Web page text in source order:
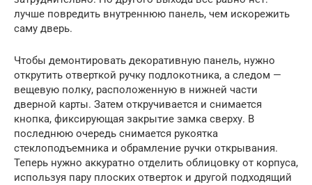
лучше повредить внутреннюю панель, чем искорежить
саму дверь.
Чтобы демонтировать декоративную панель, нужно
открутить отверткой ручку подлокотника, а следом —
вещевую полку, расположенную в нижней части
дверной карты. Затем откручивается и снимается
кнопка, фиксирующая закрытие замка сверху. В
последнюю очередь снимается рукоятка
стеклоподъемника и обрамление ручки открывания.
Теперь нужно аккуратно отделить облицовку от корпуса,
используя пару плоских отверток и другой подходящий